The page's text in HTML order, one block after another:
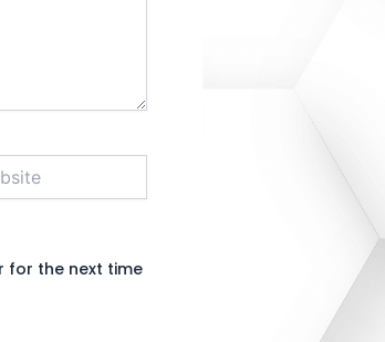
for the next time